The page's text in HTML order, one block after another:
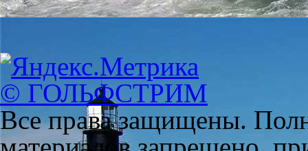
© ГОЛЬФСТРИМ
Все права защищены.